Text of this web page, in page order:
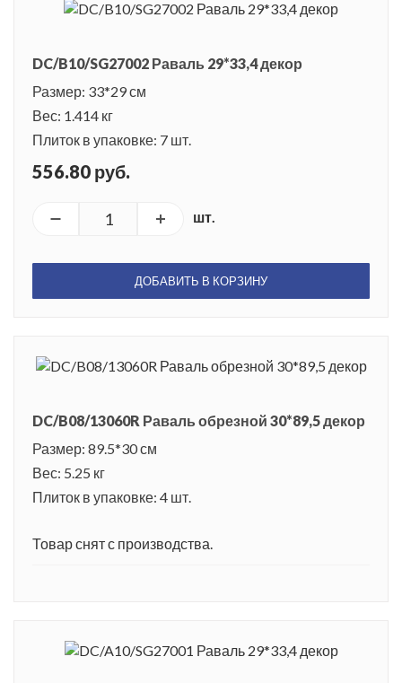
DC/B10/SG27002 Раваль 29*33,4 декор
Размер: 33*29 см
Вес: 1.414 кг
Плиток в упаковке: 7 шт.
556.80 руб.
шт.
ДОБАВИТЬ В КОРЗИНУ
DC/B08/13060R Раваль обрезной 30*89,5 декор
Размер: 89.5*30 см
Вес: 5.25 кг
Плиток в упаковке: 4 шт.
Товар снят с производства.